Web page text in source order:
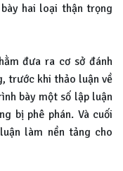
hai loại thận trọng
đưa ra cơ sở đánh
trước khi thảo luận về
bày một số lập luận
bị phê phán. Và cuối
làm nền tảng cho